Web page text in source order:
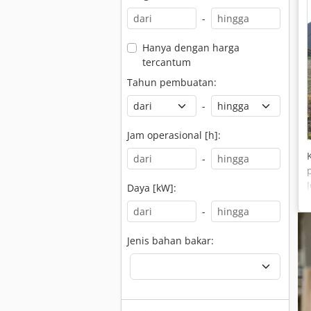
-
Hanya dengan harga
tercantum
Tahun pembuatan:
-
Jam operasional [h]:
-
Daya [kW]:
-
Jenis bahan bakar: